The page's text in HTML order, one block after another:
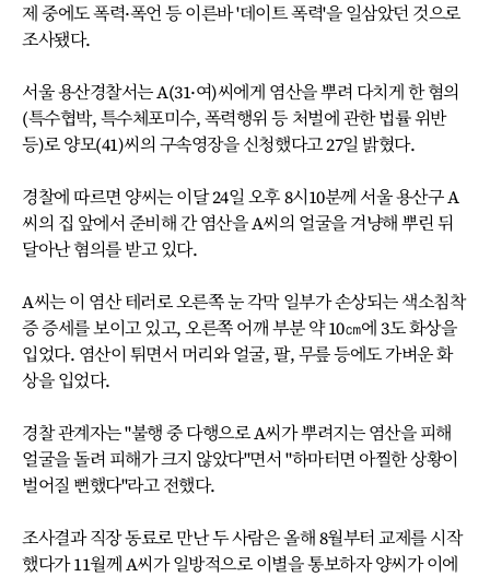
제 중에도 폭력·폭언 등 이른바 '데이트 폭력'을 일삼았던 것으로
조사됐다.
서울 용산경찰서는 A(31·여)씨에게 염산을 뿌려 다치게 한 혐의
(특수협박, 특수체포미수, 폭력행위 등 처벌에 관한 법률 위반
등)로 양모(41)씨의 구속영장을 신청했다고 27일 밝혔다.
경찰에 따르면 양씨는 이달 24일 오후 8시10분께 서울 용산구 A
씨의 집 앞에서 준비해 간 염산을 A씨의 얼굴을 겨냥해 뿌린 뒤
달아난 혐의를 받고 있다.
A씨는 이 염산 테러로 오른쪽 눈 각막 일부가 손상되는 색소침착
증 증세를 보이고 있고, 오른쪽 어깨 부분 약 10㎝에 3도 화상을
입었다. 염산이 튀면서 머리와 얼굴, 팔, 무릎 등에도 가벼운 화
상을 입었다.
경찰 관계자는 "불행 중 다행으로 A씨가 뿌려지는 염산을 피해
얼굴을 돌려 피해가 크지 않았다"면서 "하마터면 아찔한 상황이
벌어질 뻔했다"라고 전했다.
조사결과 직장 동료로 만난 두 사람은 올해 8월부터 교제를 시작
했다가 11월께 A씨가 일방적으로 이별을 통보하자 양씨가 이에